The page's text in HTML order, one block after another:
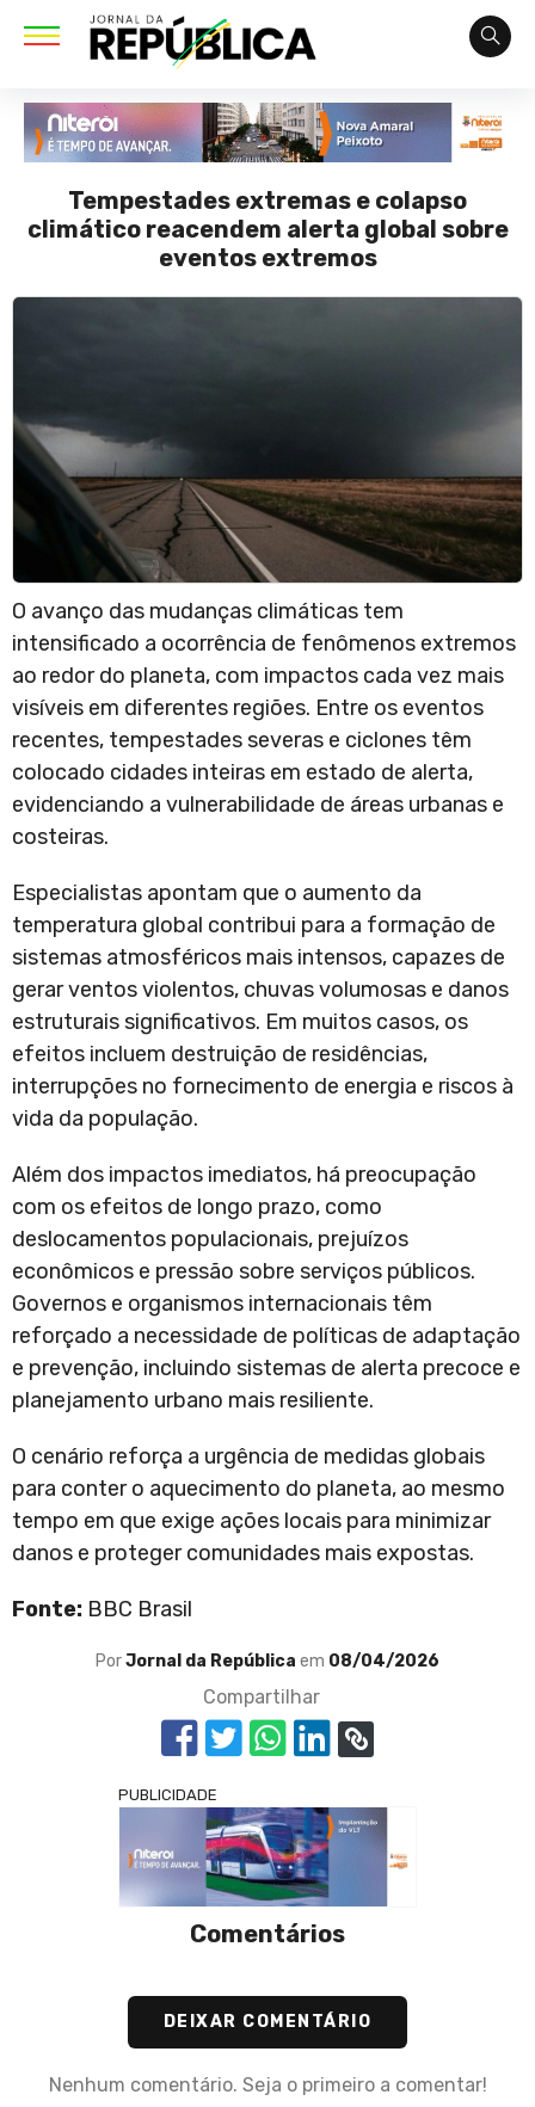
Tempestades extremas e colapso
climático reacendem alerta global sobre
eventos extremos
O avanço das mudanças climáticas tem
intensificado a ocorrência de fenômenos extremos
ao redor do planeta, com impactos cada vez mais
visíveis em diferentes regiões. Entre os eventos
recentes, tempestades severas e ciclones têm
colocado cidades inteiras em estado de alerta,
evidenciando a vulnerabilidade de áreas urbanas e
costeiras.
Especialistas apontam que o aumento da
temperatura global contribui para a formação de
sistemas atmosféricos mais intensos, capazes de
gerar ventos violentos, chuvas volumosas e danos
estruturais significativos. Em muitos casos, os
efeitos incluem destruição de residências,
interrupções no fornecimento de energia e riscos à
vida da população.
Além dos impactos imediatos, há preocupação
com os efeitos de longo prazo, como
deslocamentos populacionais, prejuízos
econômicos e pressão sobre serviços públicos.
Governos e organismos internacionais têm
reforçado a necessidade de políticas de adaptação
e prevenção, incluindo sistemas de alerta precoce e
planejamento urbano mais resiliente.
O cenário reforça a urgência de medidas globais
para conter o aquecimento do planeta, ao mesmo
tempo em que exige ações locais para minimizar
danos e proteger comunidades mais expostas.
Fonte: BBC Brasil
PorJornal da República em 08/04/2026
Compartilhar
PUBLICIDADE
Comentários
DEIXAR COMENTÁRIO
Nenhum comentário. Seja o primeiro a comentar!